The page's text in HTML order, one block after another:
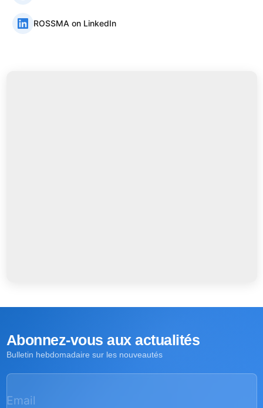
ROSSMA on LinkedIn
Abonnez-vous aux actualités
Bulletin hebdomadaire sur les nouveautés
Email